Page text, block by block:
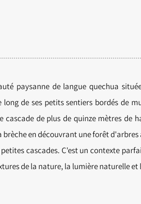
paysanne de langue quechua
de ses petits sentiers bordés de
de plus de quinze mètres de
brècheen découvrant une forêt d'arbres
cascades. C'est un contexte
de la nature, la lumière naturelle et